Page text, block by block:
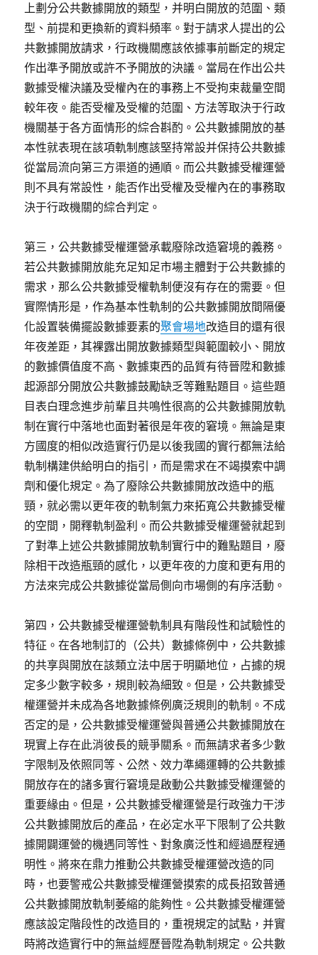
上劃分公共數據開放的類型，并明白開放的范圍、類
型、前提和更換新的資料頻率。對于請求人提出的公
共數據開放請求，行政機關應該依據事前斷定的規定
作出準予開放或許不予開放的決議。當局在作出公共
數據受權決議及受權內在的事務上不受拘束裁量空間
較年夜。能否受權及受權的范圍、方法等取決于行政
機關基于各方面情形的綜合斟酌。公共數據開放的基
本性就表現在該項軌制應該堅持常設并保持公共數據
從當局流向第三方渠道的通順。而公共數據受權運營
則不具有常設性，能否作出受權及受權內在的事務取
決于行政機關的綜合判定。
第三，公共數據受權運營承載廢除改造窘境的義務。
若公共數據開放能充足知足市場主體對于公共數據的
需求，那么公共數據受權軌制便沒有存在的需要。但
實際情形是，作為基本性軌制的公共數據開放間隔優
化設置裝備擺設數據要素的聚會場地改造目的還有很
年夜差距，其裸露出開放數據類型與範圍較小、開放
的數據價值度不高、數據東西的品質有待晉陞和數據
起源部分開放公共數據鼓勵缺乏等難點題目。這些題
目表白理念進步前輩且共鳴性很高的公共數據開放軌
制在實行中落地也面對著很是年夜的窘境。無論是東
方國度的相似改造實行仍是以後我國的實行都無法給
軌制構建供給明白的指引，而是需求在不竭摸索中調
劑和優化規定。為了廢除公共數據開放改造中的瓶
頸，就必需以更年夜的軌制氣力來拓寬公共數據受權
的空間，開釋軌制盈利。而公共數據受權運營就起到
了對準上述公共數據開放軌制實行中的難點題目，廢
除相干改造瓶頸的感化，以更年夜的力度和更有用的
方法來完成公共數據從當局側向市場側的有序活動。
第四，公共數據受權運營軌制具有階段性和試驗性的
特征。在各地制訂的（公共）數據條例中，公共數據
的共享與開放在該類立法中居于明顯地位，占據的規
定多少數字較多，規則較為細致。但是，公共數據受
權運營并未成為各地數據條例廣泛規則的軌制。不成
否定的是，公共數據受權運營與普通公共數據開放在
現實上存在此消彼長的競爭關系。而無請求者多少數
字限制及依照同等、公然、效力準繩運轉的公共數據
開放存在的諸多實行窘境是啟動公共數據受權運營的
重要緣由。但是，公共數據受權運營是行政強力干涉
公共數據開放后的產品，在必定水平下限制了公共數
據開闢運營的機遇同等性、對象廣泛性和經過歷程通
明性。將來在鼎力推動公共數據受權運營改造的同
時，也要警戒公共數據受權運營摸索的成長招致普通
公共數據開放軌制萎縮的能夠性。公共數據受權運營
應該設定階段性的改造目的，重視規定的試點，并實
時將改造實行中的無益經歷晉陞為軌制規定。公共數